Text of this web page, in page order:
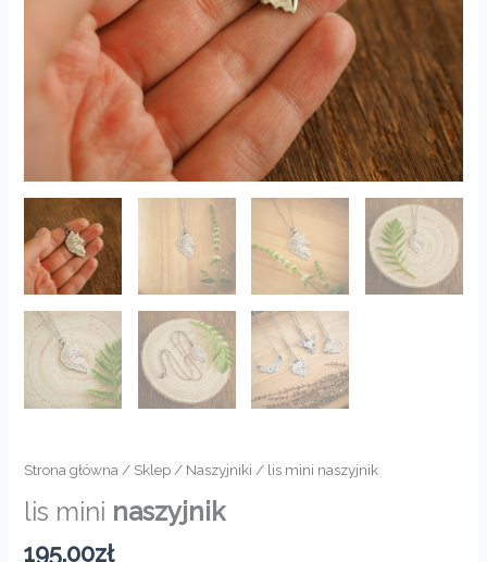
Strona główna / Sklep / Naszyjniki / lis mini naszyjnik
lis mini naszyjnik
195,00zł